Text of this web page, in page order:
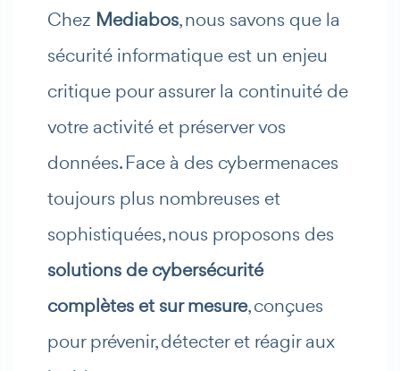
Chez Mediabos, nous savons que la
sécurité informatique est un enjeu
critique pour assurer la continuité de
votre activité et préserver vos
données. Face à des cybermenaces
toujours plus nombreuses et
sophistiquées, nous proposons des
solutions de cybersécurité
complètes et sur mesure, conçues
pour prévenir, détecter et réagir aux